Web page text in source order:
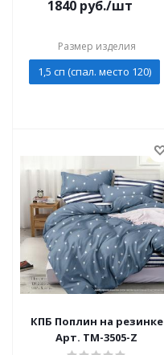
1840 руб./шт
Размер изделия
1,5 сп (спал. место 120)
КПБ Поплин на резинке
Арт. TM-3505-Z